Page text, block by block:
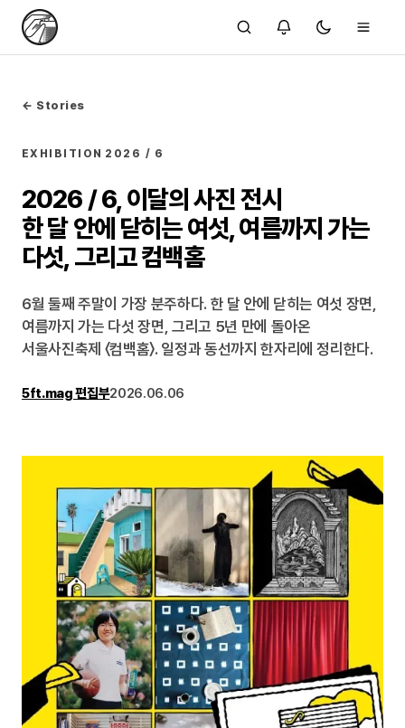
← Stories
EXHIBITION 2026 / 6
2026 / 6, 이달의 사진 전시
한 달 안에 닫히는 여섯, 여름까지 가는
다섯, 그리고 컴백홈
6월 둘째 주말이 가장 분주하다. 한 달 안에 닫히는 여섯 장면,
여름까지 가는 다섯 장면, 그리고 5년 만에 돌아온
서울사진축제 〈컴백홈〉. 일정과 동선까지 한자리에 정리한다.
5ft.mag 편집부2026.06.06